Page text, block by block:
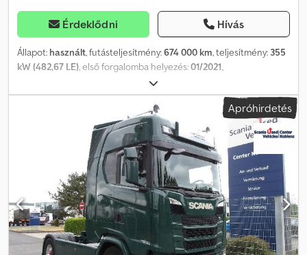
Érdeklődni Hívás
Állapot: használt, futásteljesítmény:674 000 km, teljesítmény: 355
kW (482,67 LE), első forgalomba helyezés:01/2021,
, össztömeg:
2 tengely, következő vizsga (TÜV):02/2027, fékek:retarder, szín:
, kibocsátási osztály: Euro 6,
ABS, elektronikus stabilitásprogram (ESP),
légkondicionálás, navigációs rendszer, állófűtés
, * Alvázszám:
P19316 M * ADR-engedély érvényes: 2027.02-ig * 2 tengely (4x2) *
Spacecab * Euro 6d * Fékrásegítő/intarder * Automata váltó
kuplungpedál nélkül * Laprugós, légrugózott hátsó felfüggesztés
* Alufelnik * Alvázburkolat * Légrugózott vezetőfülke *
Vezetőfülke színe: piros * Emelő-süllyesztő berendezés *
Ködlámpák * Segédhajtómű * Oldalsó spoiler * Napellenző * 335
literes üzemanyagtartály * Tárcsafékek * 1 fekvőhely * Ülések
Apróhirdetés